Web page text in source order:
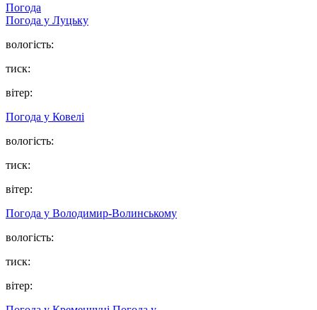
Погода
Погода у Луцьку
вологість:
тиск:
вітер:
Погода у Ковелі
вологість:
тиск:
вітер:
Погода у Володимир-Волинському
вологість:
тиск:
вітер: